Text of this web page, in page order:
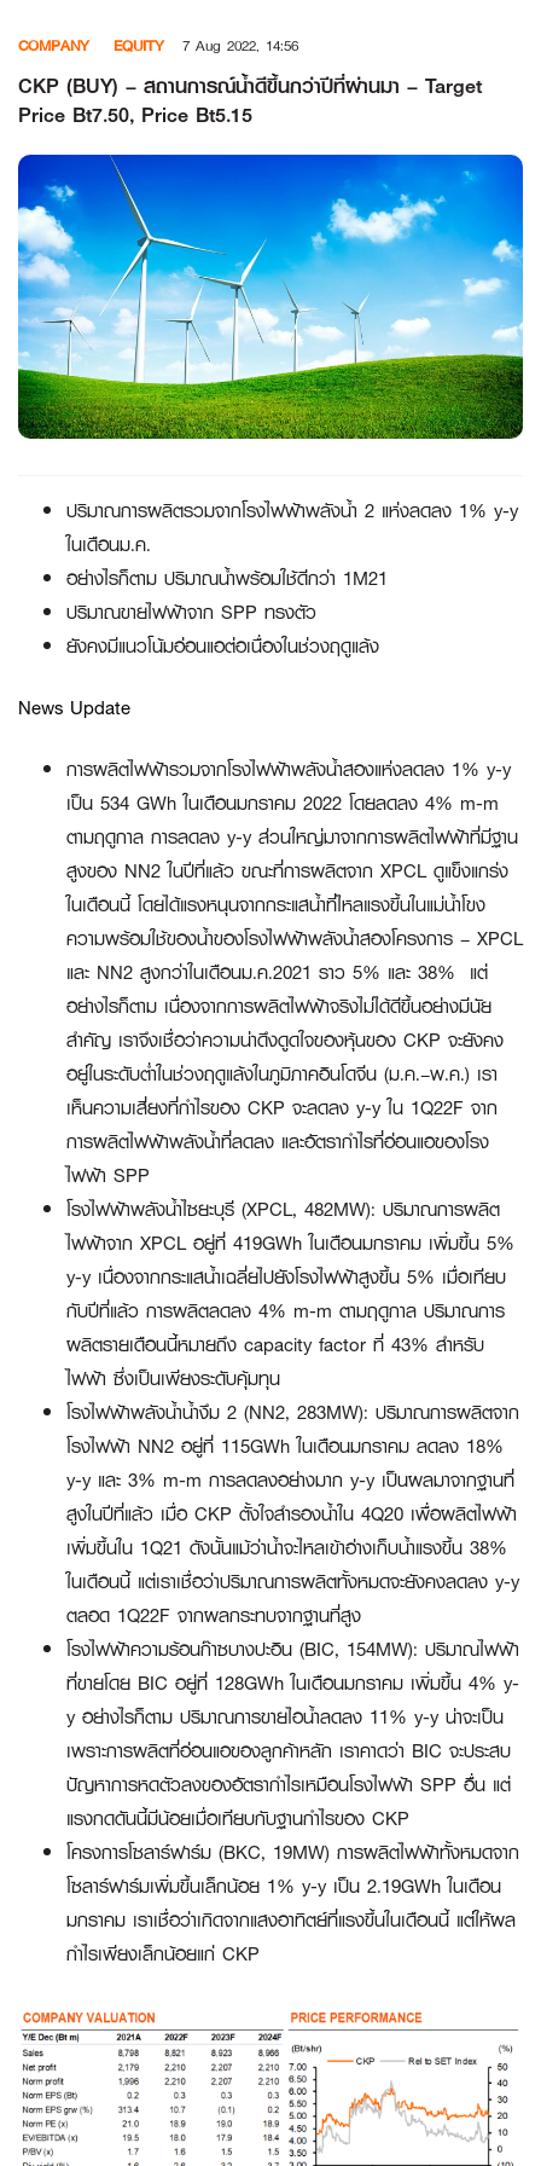
content
COMPANY EQUITY 7 Aug 2022, 14:56
CKP (BUY) – สถานการณ์น้ำดีขึ้นกว่าปีที่ผ่านมา – Target
Price Bt7.50, Price Bt5.15
ปริมาณการผลิตรวมจากโรงไฟฟ้าพลังน้ำ 2 แห่งลดลง 1% y-y
ในเดือนม.ค.
อย่างไรก็ตาม ปริมาณน้ำพร้อมใช้ดีกว่า 1M21
ปริมาณขายไฟฟ้าจาก SPP ทรงตัว
ยังคงมีแนวโน้มอ่อนแอต่อเนื่องในช่วงฤดูแล้ง
News Update
การผลิตไฟฟ้ารวมจากโรงไฟฟ้าพลังน้ำสองแห่งลดลง 1% y-y
เป็น 534 GWh ในเดือนมกราคม 2022 โดยลดลง 4% m-m
ตามฤดูกาล การลดลง y-y ส่วนใหญ่มาจากการผลิตไฟฟ้าที่มีฐาน
สูงของ NN2 ในปีที่แล้ว ขณะที่การผลิตจาก XPCL ดูแข็งแกร่ง
ในเดือนนี้ โดยได้แรงหนุนจากกระแสน้ำที่ไหลแรงขึ้นในแม่น้ำโขง
ความพร้อมใช้ของน้ำของโรงไฟฟ้าพลังน้ำสองโครงการ – XPCL
และ NN2 สูงกว่าในเดือนม.ค.2021 ราว 5% และ 38% แต่
อย่างไรก็ตาม เนื่องจากการผลิตไฟฟ้าจริงไม่ได้ดีขึ้นอย่างมีนัย
สำคัญ เราจึงเชื่อว่าความน่าดึงดูดใจของหุ้นของ CKP จะยังคง
อยู่ในระดับต่ำในช่วงฤดูแล้งในภูมิภาคอินโดจีน (ม.ค.–พ.ค.) เรา
เห็นความเสี่ยงที่กำไรของ CKP จะลดลง y-y ใน 1Q22F จาก
การผลิตไฟฟ้าพลังน้ำที่ลดลง และอัตรากำไรที่อ่อนแอของโรง
ไฟฟ้า SPP
โรงไฟฟ้าพลังน้ำไซยะบุรี (XPCL, 482MW): ปริมาณการผลิต
ไฟฟ้าจาก XPCL อยู่ที่ 419GWh ในเดือนมกราคม เพิ่มขึ้น 5%
y-y เนื่องจากกระแสน้ำเฉลี่ยไปยังโรงไฟฟ้าสูงขึ้น 5% เมื่อเทียบ
กับปีที่แล้ว การผลิตลดลง 4% m-m ตามฤดูกาล ปริมาณการ
ผลิตรายเดือนนี้หมายถึง capacity factor ที่ 43% สำหรับ
ไฟฟ้า ซึ่งเป็นเพียงระดับคุ้มทุน
โรงไฟฟ้าพลังน้ำน้ำงึม 2 (NN2, 283MW): ปริมาณการผลิตจาก
โรงไฟฟ้า NN2 อยู่ที่ 115GWh ในเดือนมกราคม ลดลง 18%
y-y และ 3% m-m การลดลงอย่างมาก y-y เป็นผลมาจากฐานที่
สูงในปีที่แล้ว เมื่อ CKP ตั้งใจสำรองน้ำใน 4Q20 เพื่อผลิตไฟฟ้า
เพิ่มขึ้นใน 1Q21 ดังนั้นแม้ว่าน้ำจะไหลเข้าอ่างเก็บน้ำแรงขึ้น 38%
ในเดือนนี้ แต่เราเชื่อว่าปริมาณการผลิตทั้งหมดจะยังคงลดลง y-y
ตลอด 1Q22F จากผลกระทบจากฐานที่สูง
โรงไฟฟ้าความร้อนก๊าซบางปะอิน (BIC, 154MW): ปริมาณไฟฟ้า
ที่ขายโดย BIC อยู่ที่ 128GWh ในเดือนมกราคม เพิ่มขึ้น 4% y-
y อย่างไรก็ตาม ปริมาณการขายไอน้ำลดลง 11% y-y น่าจะเป็น
เพราะการผลิตที่อ่อนแอของลูกค้าหลัก เราคาดว่า BIC จะประสบ
ปัญหาการหดตัวลงของอัตรากำไรเหมือนโรงไฟฟ้า SPP อื่น แต่
แรงกดดันนี้มีน้อยเมื่อเทียบกับฐานกำไรของ CKP
โครงการโซลาร์ฟาร์ม (BKC, 19MW) การผลิตไฟฟ้าทั้งหมดจาก
โซลาร์ฟาร์มเพิ่มขึ้นเล็กน้อย 1% y-y เป็น 2.19GWh ในเดือน
มกราคม เราเชื่อว่าเกิดจากแสงอาทิตย์ที่แรงขึ้นในเดือนนี้ แต่ให้ผล
กำไรเพียงเล็กน้อยแก่ CKP